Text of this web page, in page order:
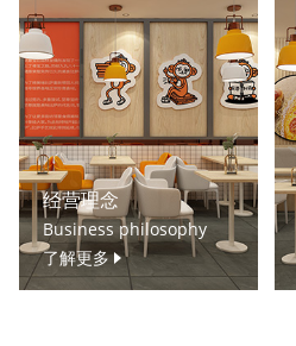
经营理念
Business philosophy
了解更多